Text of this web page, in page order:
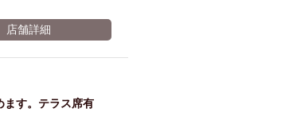
店舗詳細
ます。テラス席有